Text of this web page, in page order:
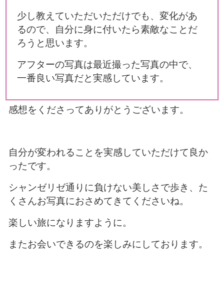
少し教えていただいただけでも、変化があ
るので、自分に身に付いたら素敵なことだ
ろうと思います。
アフターの写真は最近撮った写真の中で、
一番良い写真だと実感しています。
感想をくださってありがとうございます。
自分が変われることを実感していただけて良か
ったです。
シャンゼリゼ通りに負けない美しさで歩き、た
くさんお写真におさめてきてくださいね。
楽しい旅になりますように。
またお会いできるのを楽しみにしております。